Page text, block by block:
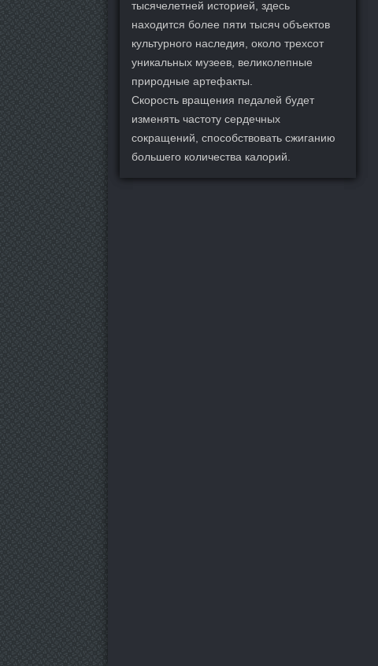
тысячелетней историей, здесь
находится более пяти тысяч объектов
культурного наследия, около трехсот
уникальных музеев, великолепные
природные артефакты.
Скорость вращения педалей будет
изменять частоту сердечных
сокращений, способствовать сжиганию
большего количества калорий.